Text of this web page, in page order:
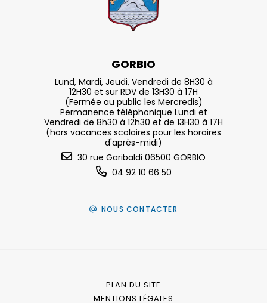
GORBIO
Lund, Mardi, Jeudi, Vendredi de 8H30 à
12H30 et sur RDV de 13H30 à 17H
(Fermée au public les Mercredis)
Permanence téléphonique Lundi et
Vendredi de 8h30 à 12h30 et de 13H30 à 17H
(hors vacances scolaires pour les horaires
d'après-midi)
30 rue Garibaldi 06500 GORBIO
04 92 10 66 50
NOUS CONTACTER
PLAN DU SITE
MENTIONS LÉGALES